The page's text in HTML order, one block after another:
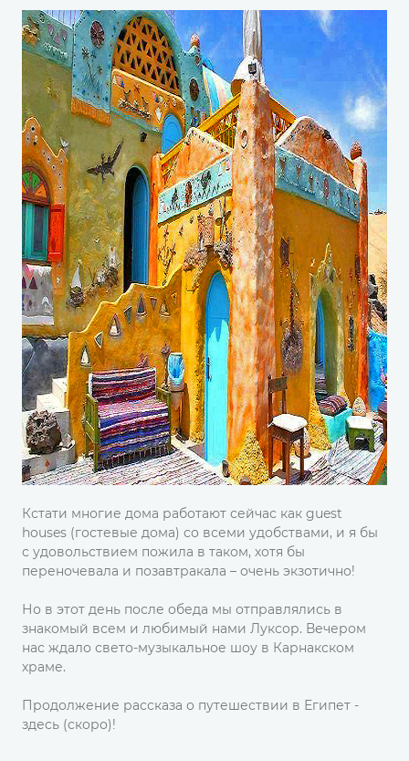
Кстати многие дома работают сейчас как guest
houses (гостевые дома) со всеми удобствами, и я бы
с удовольствием пожила в таком, хотя бы
переночевала и позавтракала – очень экзотично!
Но в этот день после обеда мы отправлялись в
знакомый всем и любимый нами Луксор. Вечером
нас ждало свето-музыкальное шоу в Карнакском
храме.
Продолжение рассказа о путешествии в Египет -
здесь (скоро)!